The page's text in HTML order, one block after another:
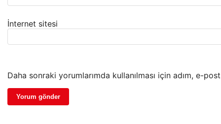
İnternet sitesi
Daha sonraki yorumlarımda kullanılması için adım, e-